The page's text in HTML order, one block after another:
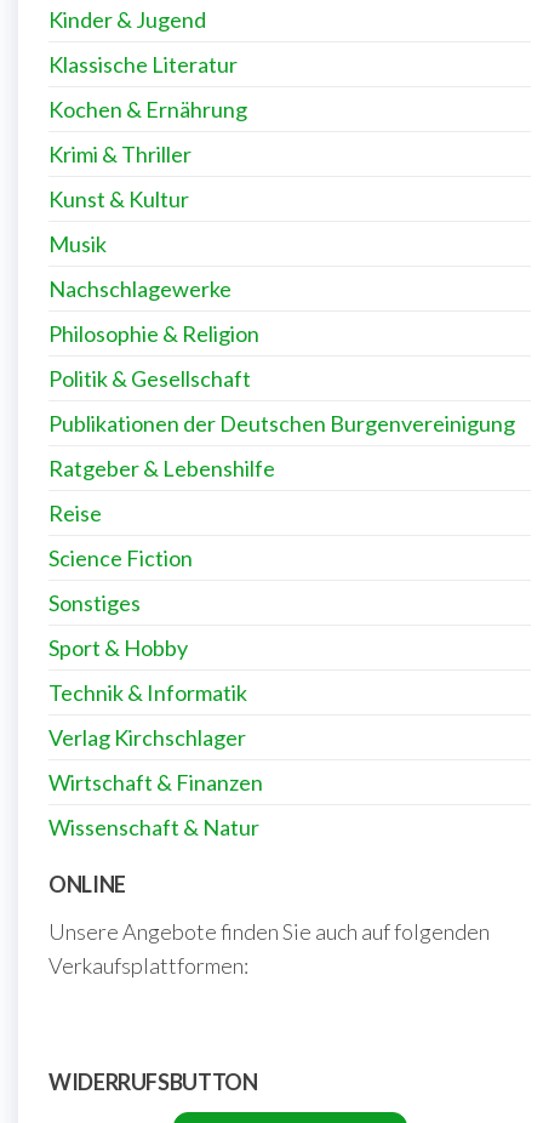
Kinder & Jugend
Klassische Literatur
Kochen & Ernährung
Krimi & Thriller
Kunst & Kultur
Musik
Nachschlagewerke
Philosophie & Religion
Politik & Gesellschaft
Publikationen der Deutschen Burgenvereinigung
Ratgeber & Lebenshilfe
Reise
Science Fiction
Sonstiges
Sport & Hobby
Technik & Informatik
Verlag Kirchschlager
Wirtschaft & Finanzen
Wissenschaft & Natur
ONLINE
Unsere Angebote finden Sie auch auf folgenden
Verkaufsplattformen:
WIDERRUFSBUTTON